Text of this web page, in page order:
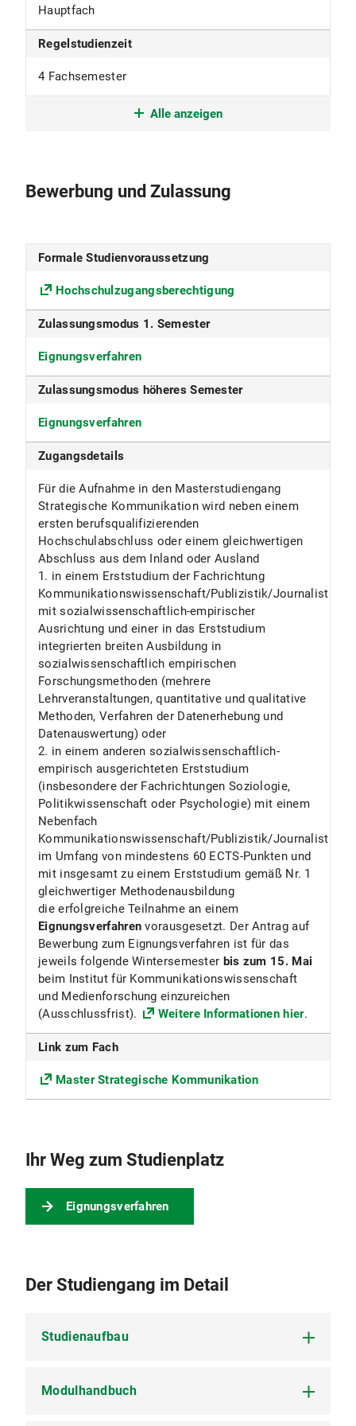
Hauptfach
Regelstudienzeit
4 Fachsemester
Studienbeginn
Studiensprache
Deutsch
Fakultät
Sozialwissenschaftliche Fakultät
Fächergruppe
Rechts-, Wirtschafts- und Sozialwissenschaften
ECTS
120
Beiträge
Die Universität erhebt für das Studentenwerk
München den Grundbeitrag sowie den
Solidarbeitrag Semesterticket.
Nähere Informationen s. Beiträge für das
Studentenwerk
Anmerkungen
Ein-Fach-Masterstudiengang mit 120
ECTS.
Alle anzeigen
Bewerbung und Zulassung
Formale Studienvoraussetzung
Hochschulzugangsberechtigung
Zulassungsmodus 1. Semester
Eignungsverfahren
Zulassungsmodus höheres Semester
Eignungsverfahren
Zugangsdetails
Für die Aufnahme in den Masterstudiengang
Strategische Kommunikation wird neben einem
ersten berufsqualifizierenden
Hochschulabschluss oder einem gleichwertigen
Abschluss aus dem Inland oder Ausland
1. in einem Erststudium der Fachrichtung
Kommunikationswissenschaft/Publizistik/Journalistik
mit sozialwissenschaftlich-empirischer
Ausrichtung und einer in das Erststudium
integrierten breiten Ausbildung in
sozialwissenschaftlich empirischen
Forschungsmethoden (mehrere
Lehrveranstaltungen, quantitative und qualitative
Methoden, Verfahren der Datenerhebung und
Datenauswertung) oder
2. in einem anderen sozialwissenschaftlich-
empirisch ausgerichteten Erststudium
(insbesondere der Fachrichtungen Soziologie,
Politikwissenschaft oder Psychologie) mit einem
Nebenfach
Kommunikationswissenschaft/Publizistik/Journalistik
im Umfang von mindestens 60 ECTS-Punkten und
mit insgesamt zu einem Erststudium gemäß Nr. 1
gleichwertiger Methodenausbildung
die erfolgreiche Teilnahme an einem
Eignungsverfahren vorausgesetzt. Der Antrag auf
Bewerbung zum Eignungsverfahren ist für das
jeweils folgende Wintersemester bis zum 15. Mai
beim Institut für Kommunikationswissenschaft
und Medienforschung einzureichen
(Ausschlussfrist).
Weitere Informationen hier.
Link zum Fach
Master Strategische Kommunikation
Ihr Weg zum Studienplatz
Eignungsverfahren
Der Studiengang im Detail
Studienaufbau
Modulhandbuch